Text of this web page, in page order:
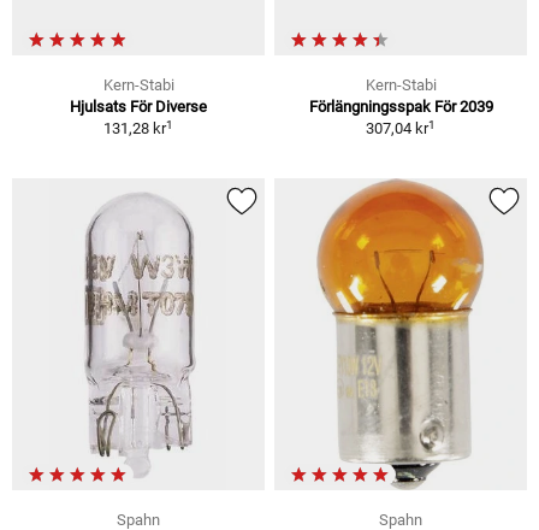
Kern-Stabi
Hjulsats För Diverse
131,28 kr1
Kern-Stabi
Förlängningsspak För 2039
307,04 kr1
Spahn
Spahn